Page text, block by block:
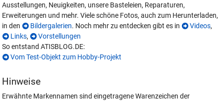
Ausstellungen, Neuigkeiten, unsere Basteleien, Reparaturen,
Erweiterungen und mehr. Viele schöne Fotos, auch zum Herunterladen,
in den
Bildergalerien. Noch mehr zu entdecken gibt es in Videos,
Links,
Vorstellungen
So entstand ATISBLOG.DE:
Vom Test-Objekt zum Hobby-Projekt
Hinweise
Erwähnte Markennamen sind eingetragene Warenzeichen der